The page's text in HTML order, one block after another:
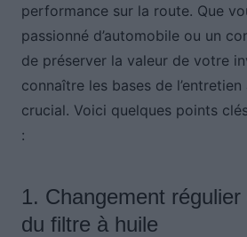
performance sur la route. Que
passionné d’automobile ou un
de préserver la valeur de votre
connaître les bases de
crucial. Voici quelques points
:
1. Changement régulier
du filtre à huile